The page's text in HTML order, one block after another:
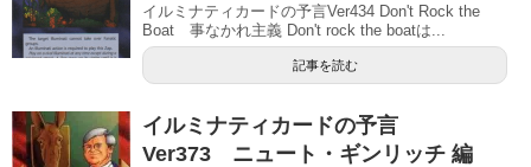
イルミナティカードの予言Ver434 Don't Rock the
Boat 事なかれ主義 Don't rock the boatは...
記事を読む
イルミナティカードの予言
Ver373 ニュート・ギンリッチ 編